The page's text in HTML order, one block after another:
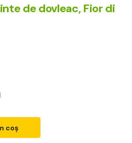
de dovleac, Fior di
coș